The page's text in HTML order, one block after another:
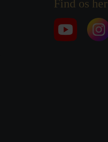
Find os her